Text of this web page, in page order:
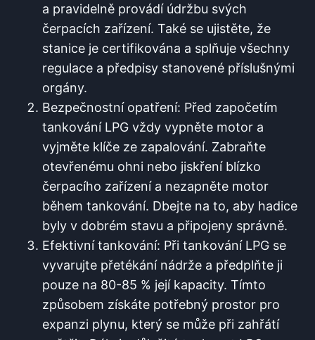
a pravidelně​ provádí údržbu svých
čerpacích zařízení. Také se ujistěte, že‌
stanice je certifikována ​a splňuje všechny
regulace a předpisy stanovené ⁢příslušnými
orgány.
Bezpečnostní opatření: Před započetím
tankování LPG vždy vypněte motor a
vyjměte klíče ze zapalování. Zabraňte
otevřenému ohni nebo jiskření blízko
čerpacího zařízení a nezapněte motor‌
během tankování. Dbejte na to, aby hadice
⁢byly v‌ dobrém stavu a​ připojeny správně.
Efektivní tankování: Při tankování LPG se‍
vyvarujte přetékání nádrže a‍ předplňte ji
pouze na 80-85 ​% její kapacity. Tímto
způsobem získáte potřebný prostor pro
expanzi plynu, který se může při zahřátí